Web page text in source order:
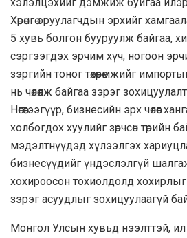
Хөрөнгө оруулагчдын эрхийг
5 хувь болгон бууруулж байгаа,
сэргээгдэх эрчим хүч, ногоон
зэргийн тоног төхөөрөмжийг
нь чөлөөлж байгаа зэрэг
Нөгөөтээгүүр, бизнесийн эрх чөлөөг
холбогдох хуулийг зөрчсөн төрийн
мэдэлтнүүдэд хүлээлгэх
бизнесүүдийг үндэслэлгүй
хохироосон тохиолдолд
зэрэг асуудлыг зохицуулаагүй
Монгол Улсын хувьд нээлттэй,